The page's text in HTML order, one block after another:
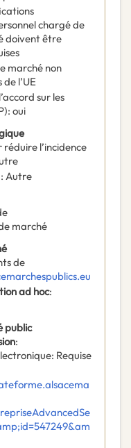
chargé de
doivent être
marché non
l’UE
sur les
: oui
l’incidence
: Autre
marché
de
ad hoc:
public
:
: Requise